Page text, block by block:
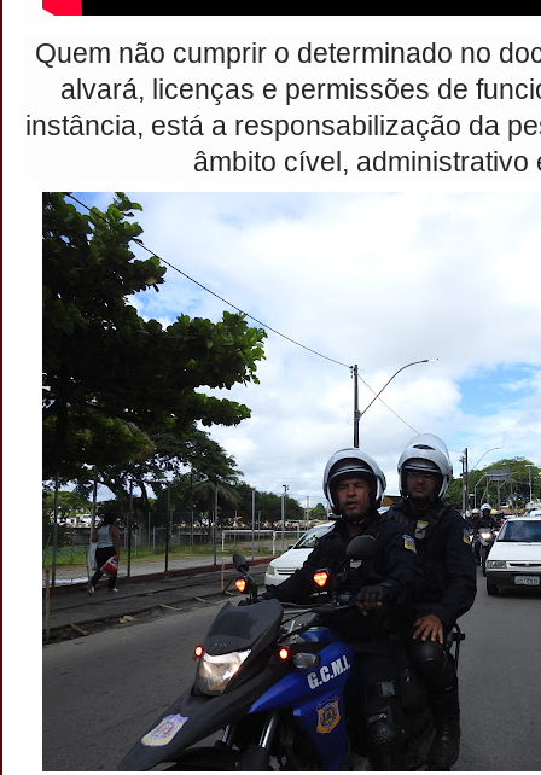
Quem não cumprir o determinado no
alvará, licenças e permissões de
instância, está a responsabilização da
âmbito cível, administrativo